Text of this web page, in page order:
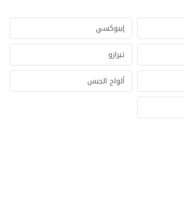
إيبوكسي
تيرازو
ألواح الجبس